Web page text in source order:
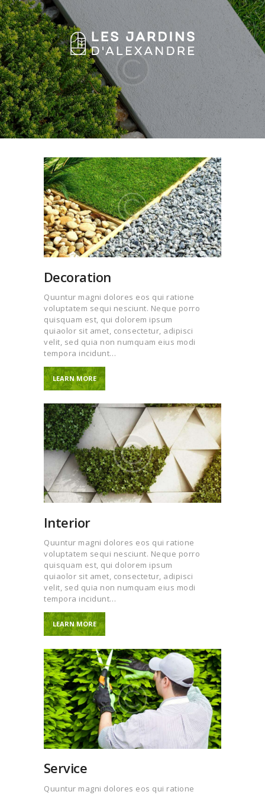
HOME
FEATURES
ABOUT US
SERVICES
BLOG
CONTACTS
Decoration
Quuntur magni dolores eos qui ratione
voluptatem sequi nesciunt. Neque porro
quisquam est, qui dolorem ipsum
quiaolor sit amet, consectetur, adipisci
velit, sed quia non numquam eius modi
tempora incidunt…
LEARN MORE
Interior
Quuntur magni dolores eos qui ratione
voluptatem sequi nesciunt. Neque porro
quisquam est, qui dolorem ipsum
quiaolor sit amet, consectetur, adipisci
velit, sed quia non numquam eius modi
tempora incidunt…
LEARN MORE
Service
Quuntur magni dolores eos qui ratione